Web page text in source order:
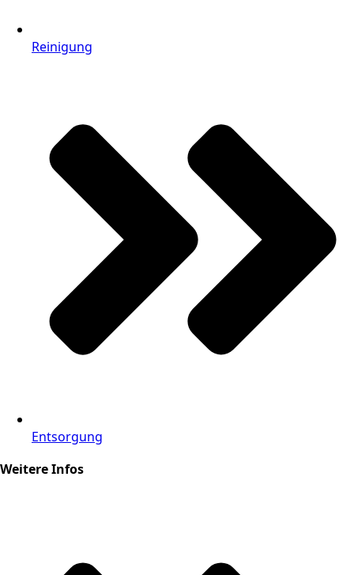
Reinigung
Entsorgung
Weitere Infos